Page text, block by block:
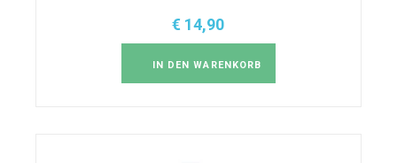
€ 14,90
IN DEN WARENKORB